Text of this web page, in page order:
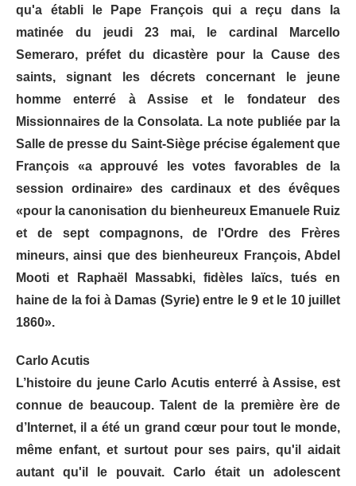
qu'a établi le Pape François qui a reçu dans la
matinée du jeudi 23 mai, le cardinal Marcello
Semeraro, préfet du dicastère pour la Cause des
saints, signant les décrets concernant le jeune
homme enterré à Assise et le fondateur des
Missionnaires de la Consolata. La note publiée par la
Salle de presse du Saint-Siège précise également que
François «a approuvé les votes favorables de la
session ordinaire» des cardinaux et des évêques
«pour la canonisation du bienheureux Emanuele Ruiz
et de sept compagnons, de l'Ordre des Frères
mineurs, ainsi que des bienheureux François, Abdel
Mooti et Raphaël Massabki, fidèles laïcs, tués en
haine de la foi à Damas (Syrie) entre le 9 et le 10 juillet
1860».
Carlo Acutis
L’histoire du jeune Carlo Acutis enterré à Assise, est
connue de beaucoup. Talent de la première ère de
d’Internet, il a été un grand cœur pour tout le monde,
même enfant, et surtout pour ses pairs, qu'il aidait
autant qu'il le pouvait. Carlo était un adolescent